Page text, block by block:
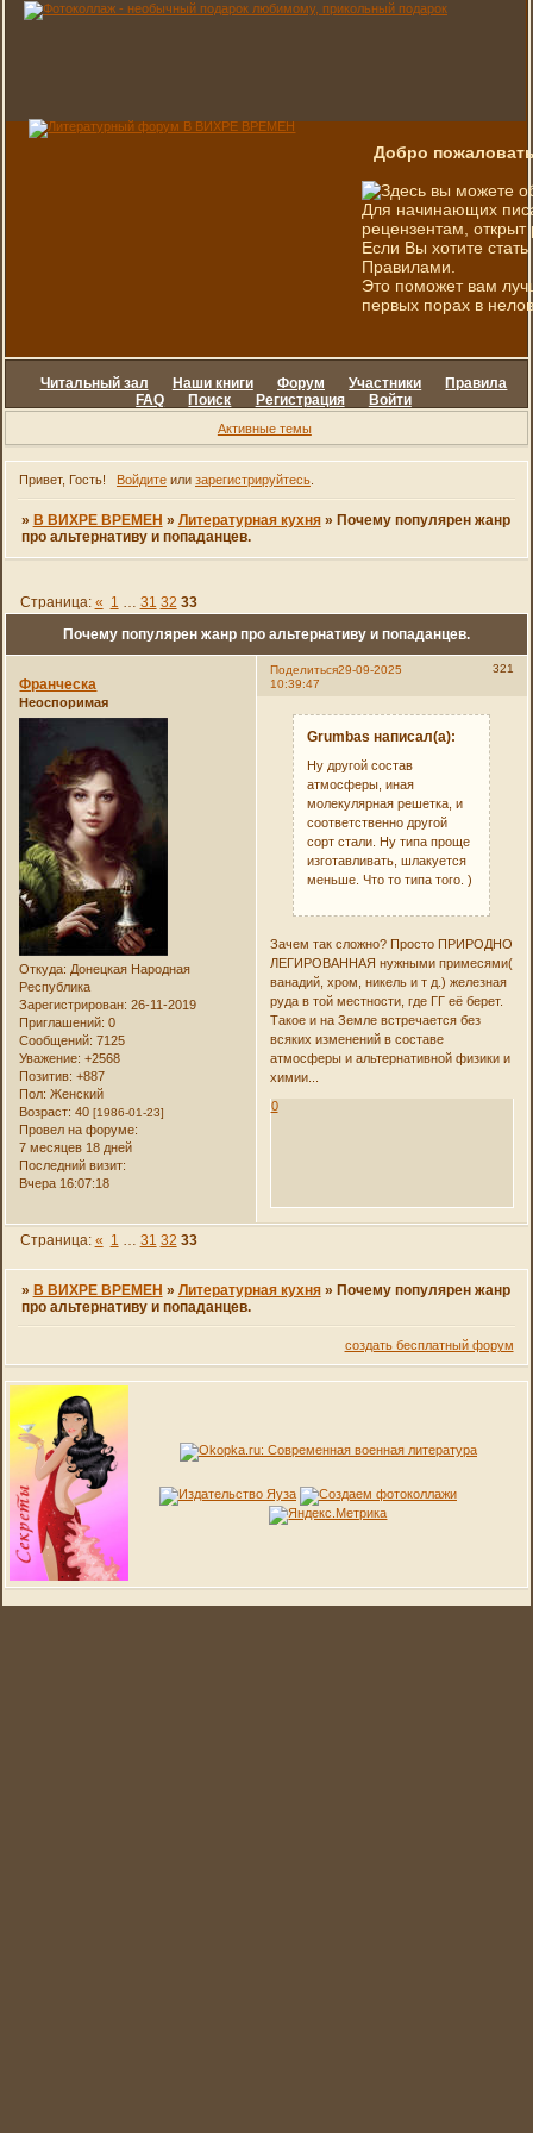
Добро
Здесь вы можете
Для начинающих
рецензентам, открыт
Если Вы хотите
Правилами.
Это поможет вам
первых порах в
Читальный зал Наши книги Форум Участники
Правила
FAQ
Поиск Регистрация Войти
Активные темы
Привет, Гость! Войдитеили зарегистрируйтесь.
» В ВИХРЕ ВРЕМЕН » Литературная кухня » Почему популярен жанр
про альтернативу и попаданцев.
Почему популярен жанр про альтернативу и попаданцев.
Страница: « 1 … 31 32 33
Поделиться 321
29-09-2025
10:39:47
Франческа
Неоспоримая
Откуда: Донецкая Народная
Республика
Зарегистрирован: 26-11-2019
Приглашений: 0
Сообщений: 7125
Уважение: +2568
Позитив: +887
Пол: Женский
Возраст: 40[1986-01-23]
Провел на форуме:
7 месяцев 18 дней
Последний визит:
Вчера 16:07:18
Grumbas написал(а):
Ну другой состав
атмосферы, иная
молекулярная решетка, и
соответственно другой
сорт стали. Ну типа проще
изготавливать, шлакуется
меньше. Что то типа того. )
Зачем так сложно? Просто ПРИРОДНО
ЛЕГИРОВАННАЯ нужными примесями(
ванадий, хром, никель и т д.) железная
руда в той местности, где ГГ её берет.
Такое и на Земле встречается без
всяких изменений в составе
атмосферы и альтернативной физики и
химии...
0
Страница: « 1 … 31 32 33
» В ВИХРЕ ВРЕМЕН » Литературная кухня » Почему популярен жанр
про альтернативу и попаданцев.
создать бесплатный форум